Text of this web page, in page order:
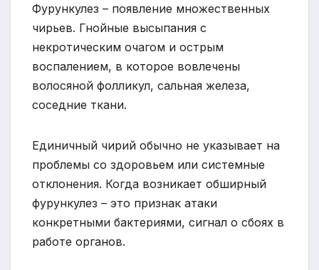
Фурункулез – появление множественных
чирьев. Гнойные высыпания с
некротическим очагом и острым
воспалением, в которое вовлечены
волосяной фолликул, сальная железа,
соседние ткани.
Единичный чирий обычно не указывает на
проблемы со здоровьем или системные
отклонения. Когда возникает обширный
фурункулез – это признак атаки
конкретными бактериями, сигнал о сбоях в
работе органов.